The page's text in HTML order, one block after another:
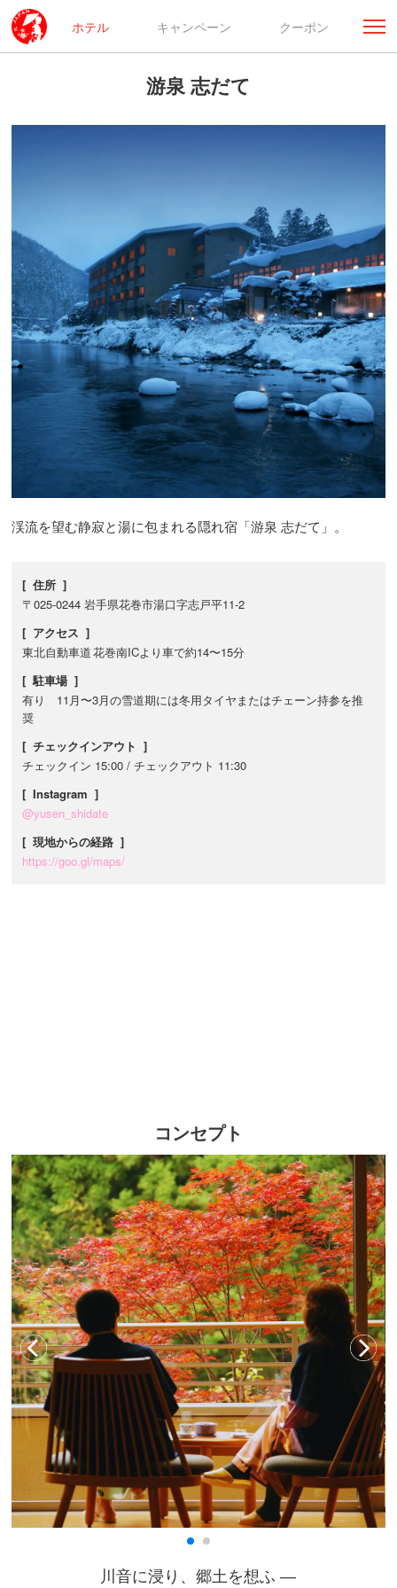
ホテル キャンペーン クーポン
游泉 志だて
渓流を望む静寂と湯に包まれる隠れ宿「游泉 志だて」。
[ 住所 ]
〒025-0244 岩手県花巻市湯口字志戸平11-2
[ アクセス ]
東北自動車道 花巻南ICより車で約14〜15分
[ 駐車場 ]
有り 11月〜3月の雪道期には冬用タイヤまたはチェーン持参を推
奨
[ チェックインアウト ]
チェックイン 15:00 / チェックアウト 11:30
[ Instagram ]
@yusen_shidate
[ 現地からの経路 ]
https://goo.gl/maps/
コンセプト
川音に浸り、郷土を想ふ ―